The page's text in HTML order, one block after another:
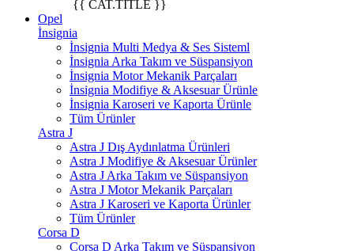
{{ CAT.TITLE }}
Opel
İnsignia
İnsignia Multi Medya & Ses Sisteml
İnsignia Arka Takım ve Süspansiyon
İnsignia Motor Mekanik Parçaları
İnsignia Modifiye & Aksesuar Ürünle
İnsignia Karoseri ve Kaporta Ürünle
Tüm Ürünler
Astra J
Astra J Dış Aydınlatma Ürünleri
Astra J Modifiye & Aksesuar Ürünler
Astra J Arka Takım ve Süspansiyon
Astra J Motor Mekanik Parçaları
Astra J Karoseri ve Kaporta Ürünler
Tüm Ürünler
Corsa D
Corsa D Arka Takım ve Süspansiyon